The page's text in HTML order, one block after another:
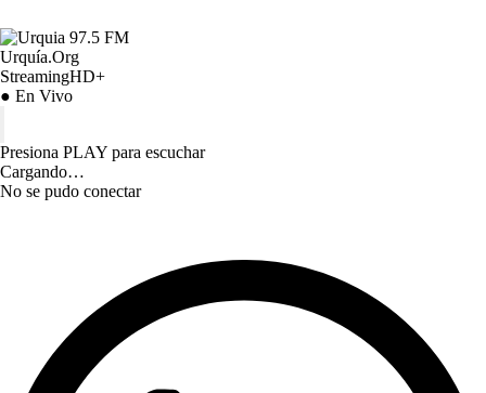
Urquía.Org
StreamingHD+
● En Vivo
Presiona PLAY para escuchar
Cargando…
No se pudo conectar